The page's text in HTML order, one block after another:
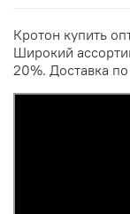
Кротон купить
Широкий
20%. Доставка